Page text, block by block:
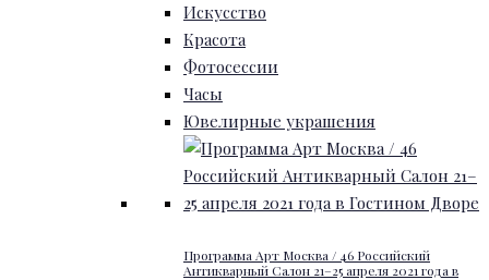
Искусство
Красота
Фотосессии
Часы
Ювелирные украшения
Программа Арт Москва / 46 Российский
Антикварный Салон 21–25 апреля 2021 года в